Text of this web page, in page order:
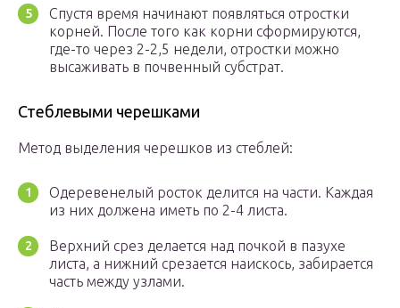
Спустя время начинают появляться отростки
корней. После того как корни сформируются,
где-то через 2-2,5 недели, отростки можно
высаживать в почвенный субстрат.
Стеблевыми черешками
Метод выделения черешков из стеблей:
Одеревенелый росток делится на части. Каждая
из них должена иметь по 2-4 листа.
Верхний срез делается над почкой в пазухе
листа, а нижний срезается наискось, забирается
часть между узлами.